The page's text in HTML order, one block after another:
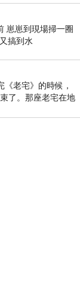
崽崽到現場掃一圈
搞到水
《老宅》的時候，
了。那座老宅在地
黑暗，